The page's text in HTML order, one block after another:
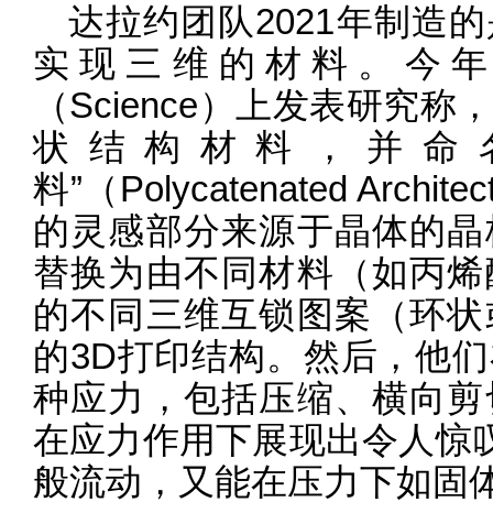
达拉约团队2021年制造
实现三维的材料。今
（Science）上发表研究称
状结构材料，并命
料”（Polycatenated
的灵感部分来源于晶体的
替换为由不同材料（如丙
的不同三维互锁图案（环
的3D打印结构。然后，他
种应力，包括压缩、横向
在应力作用下展现出令人惊
般流动，又能在压力下如固